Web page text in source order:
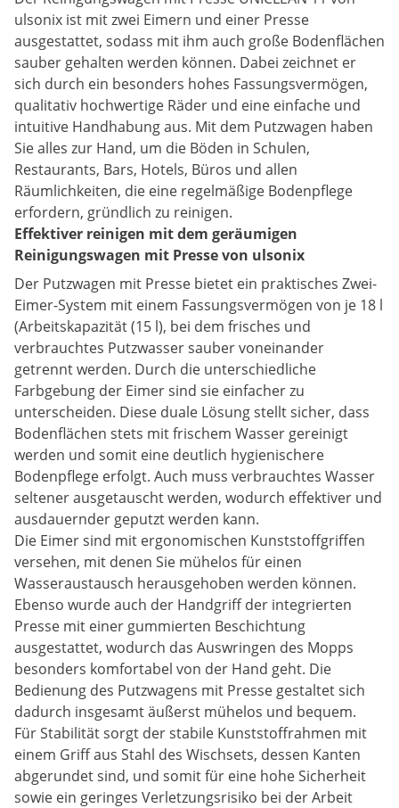
ulsonix ist mit zwei Eimern und einer Presse
ausgestattet, sodass mit ihm auch große Bodenflächen
sauber gehalten werden können. Dabei zeichnet er
sich durch ein besonders hohes Fassungsvermögen,
qualitativ hochwertige Räder und eine einfache und
intuitive Handhabung aus. Mit dem Putzwagen haben
Sie alles zur Hand, um die Böden in Schulen,
Restaurants, Bars, Hotels, Büros und allen
Räumlichkeiten, die eine regelmäßige Bodenpflege
erfordern, gründlich zu reinigen.
Effektiver reinigen mit dem geräumigen
Reinigungswagen mit Presse von ulsonix
Der Putzwagen mit Presse bietet ein praktisches Zwei-
Eimer-System mit einem Fassungsvermögen von je 18 l
(Arbeitskapazität (15 l), bei dem frisches und
verbrauchtes Putzwasser sauber voneinander
getrennt werden. Durch die unterschiedliche
Farbgebung der Eimer sind sie einfacher zu
unterscheiden. Diese duale Lösung stellt sicher, dass
Bodenflächen stets mit frischem Wasser gereinigt
werden und somit eine deutlich hygienischere
Bodenpflege erfolgt. Auch muss verbrauchtes Wasser
seltener ausgetauscht werden, wodurch effektiver und
ausdauernder geputzt werden kann.
Die Eimer sind mit ergonomischen Kunststoffgriffen
versehen, mit denen Sie mühelos für einen
Wasseraustausch herausgehoben werden können.
Ebenso wurde auch der Handgriff der integrierten
Presse mit einer gummierten Beschichtung
ausgestattet, wodurch das Auswringen des Mopps
besonders komfortabel von der Hand geht. Die
Bedienung des Putzwagens mit Presse gestaltet sich
dadurch insgesamt äußerst mühelos und bequem.
Für Stabilität sorgt der stabile Kunststoffrahmen mit
einem Griff aus Stahl des Wischsets, dessen Kanten
abgerundet sind, und somit für eine hohe Sicherheit
sowie ein geringes Verletzungsrisiko bei der Arbeit